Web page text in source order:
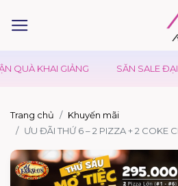
QUÀ KHAI GIẢNG SĂN SALE ĐẠI
Trang chủ
Khuyến mãi
ƯU ĐÃI THỨ 6 – 2 PIZZA + 2 COKE